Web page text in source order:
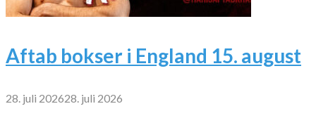
Aftab bokser i England 15. august
28. juli 202628. juli 2026